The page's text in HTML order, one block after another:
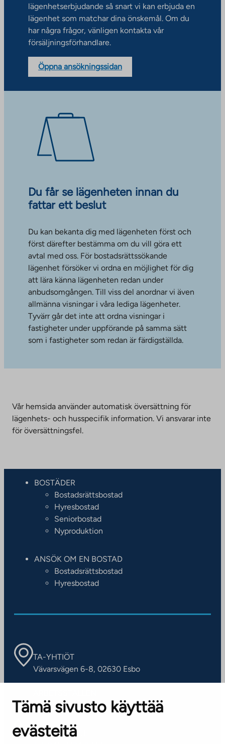
Tämä sivusto käyttää
evästeitä
lägenhetserbjudande så snart vi kan erbjuda en
lägenhet som matchar dina önskemål. Om du
har några frågor, vänligen kontakta vår
försäljningsförhandlare.
Öppna ansökningssidan
Du får se lägenheten innan du
fattar ett beslut
Du kan bekanta dig med lägenheten först och
först därefter bestämma om du vill göra ett
avtal med oss. För bostadsrättssökande
lägenhet försöker vi ordna en möjlighet för dig
att lära känna lägenheten redan under
anbudsomgången. Till viss del anordnar vi även
allmänna visningar i våra lediga lägenheter.
Tyvärr går det inte att ordna visningar i
fastigheter under uppförande på samma sätt
som i fastigheter som redan är färdigställda.
Vår hemsida använder automatisk översättning för
lägenhets- och husspecifik information. Vi ansvarar inte
för översättningsfel.
BOSTÄDER
Bostadsrättsbostad
Hyresbostad
Seniorbostad
Nyproduktion
ANSÖK OM EN BOSTAD
Bostadsrättsbostad
Hyresbostad
TA-YHTIÖT
Vävarsvägen 6-8, 02630 Esbo
Kontaktinformation
KUNDSERVICE